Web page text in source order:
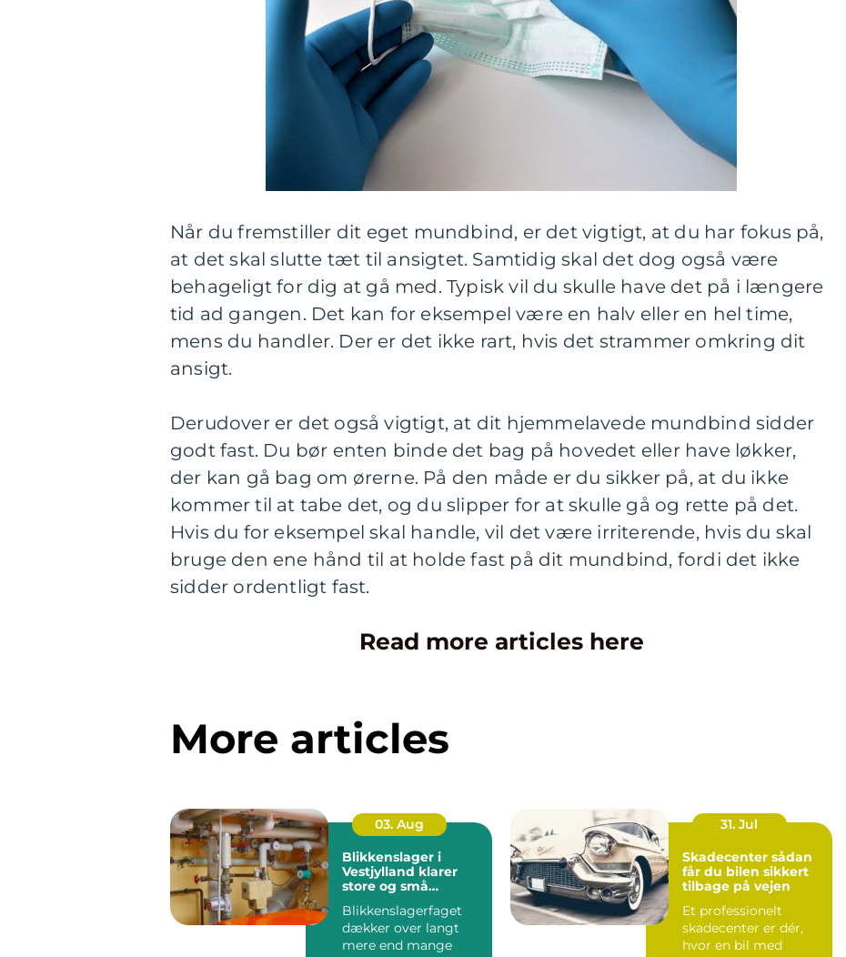
Når du fremstiller dit eget mundbind, er det vigtigt, at du har fokus på,
at det skal slutte tæt til ansigtet. Samtidig skal det dog også være
behageligt for dig at gå med. Typisk vil du skulle have det på i længere
tid ad gangen. Det kan for eksempel være en halv eller en hel time,
mens du handler. Der er det ikke rart, hvis det strammer omkring dit
ansigt.
Derudover er det også vigtigt, at dit hjemmelavede mundbind sidder
godt fast. Du bør enten binde det bag på hovedet eller have løkker,
der kan gå bag om ørerne. På den måde er du sikker på, at du ikke
kommer til at tabe det, og du slipper for at skulle gå og rette på det.
Hvis du for eksempel skal handle, vil det være irriterende, hvis du skal
bruge den ene hånd til at holde fast på dit mundbind, fordi det ikke
sidder ordentligt fast.
Read more articles here
More articles
03. Aug
Blikkenslager i
Vestjylland klarer
store og små
Blikkenslagerfaget
dækker over langt
mere end mange
31. Jul
Skadecenter sådan
får du bilen sikkert
tilbage på vejen
Et professionelt
skadecenter er dér,
hvor en bil med